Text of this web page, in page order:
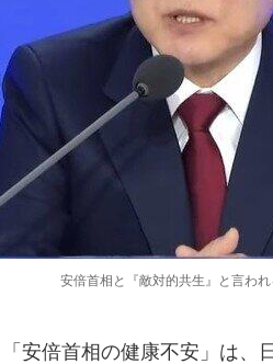
安倍首相と『敵対的共生』と言わ
安倍首相の健康不安」は、